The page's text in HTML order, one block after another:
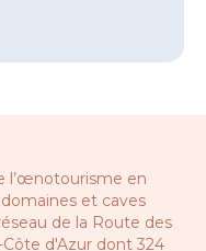
l’œnotourisme en
et caves
de la Route des
d'Azur dont 324